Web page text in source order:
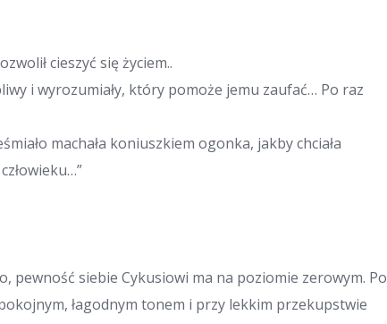
cieszyć się życiem..
i wyrozumiały, który pomoże jemu zaufać… Po raz
machała koniuszkiem ogonka, jakby chciała
pewność siebie Cykusiowi ma na poziomie zerowym. Po
łagodnym tonem i przy lekkim przekupstwie